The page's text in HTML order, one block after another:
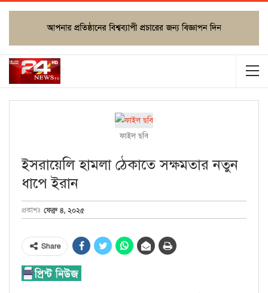
ফাইল ছবি
ইসরায়েলি হামলা ঠেকাতে সক্ষমতার নতুন
ধাপে ইরান
প্রকাশঃ ফেব্রু ৪, ২০২৫
Share